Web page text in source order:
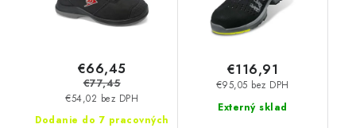
Dodanie do 7 pracovných
€54,02 bez DPH
€66,45
€77,45
Externý sklad
€95,05 bez DPH
€116,91